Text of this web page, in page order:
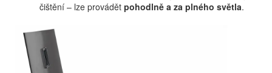
čištění – lze provádět pohodlně a za plného světla.